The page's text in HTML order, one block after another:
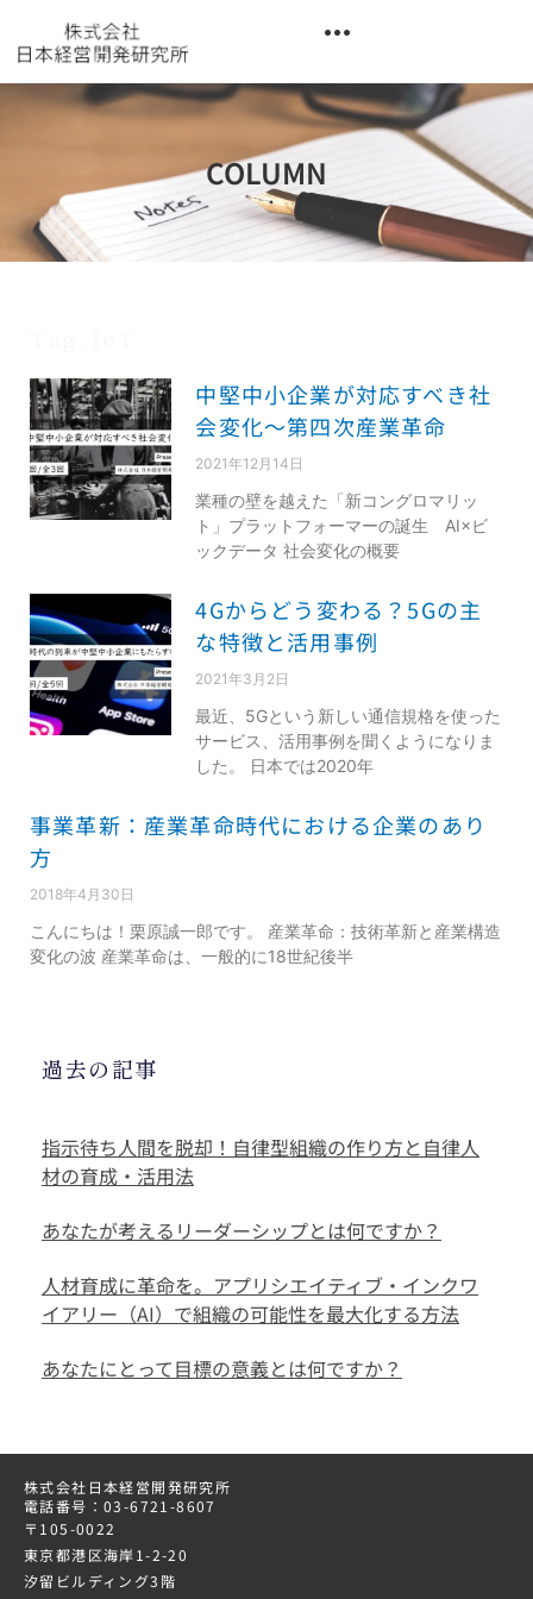
COLUMN
中堅中小企業が対応すべき社
会変化～第四次産業革命
2021年12月14日
業種の壁を越えた「新コングロマリッ
ト」プラットフォーマーの誕生 AI×ビ
ックデータ 社会変化の概要
4Gからどう変わる？5Gの主
な特徴と活用事例
2021年3月2日
最近、5Gという新しい通信規格を使った
サービス、活用事例を聞くようになりま
した。 日本では2020年
事業革新：産業革命時代における企業のあり
方
2018年4月30日
こんにちは！栗原誠一郎です。 産業革命：技術革新と産業構造
変化の波 産業革命は、一般的に18世紀後半
過去の記事
指示待ち人間を脱却！自律型組織の作り方と自律人
材の育成・活用法
あなたが考えるリーダーシップとは何ですか？
人材育成に革命を。アプリシエイティブ・インクワ
イアリー（AI）で組織の可能性を最大化する方法
あなたにとって目標の意義とは何ですか？
株式会社日本経営開発研究所
電話番号：03-6721-8607
〒105-0022
東京都港区海岸1-2-20
汐留ビルディング3階